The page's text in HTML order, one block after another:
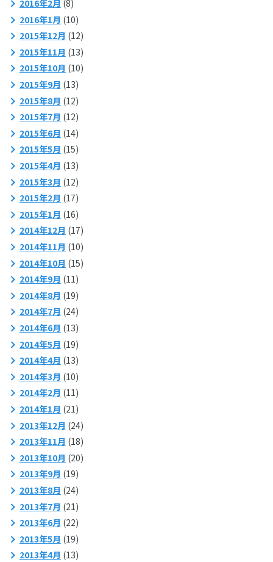
2016年2月 (8)
2016年1月 (10)
2015年12月 (12)
2015年11月 (13)
2015年10月 (10)
2015年9月 (13)
2015年8月 (12)
2015年7月 (12)
2015年6月 (14)
2015年5月 (15)
2015年4月 (13)
2015年3月 (12)
2015年2月 (17)
2015年1月 (16)
2014年12月 (17)
2014年11月 (10)
2014年10月 (15)
2014年9月 (11)
2014年8月 (19)
2014年7月 (24)
2014年6月 (13)
2014年5月 (19)
2014年4月 (13)
2014年3月 (10)
2014年2月 (11)
2014年1月 (21)
2013年12月 (24)
2013年11月 (18)
2013年10月 (20)
2013年9月 (19)
2013年8月 (24)
2013年7月 (21)
2013年6月 (22)
2013年5月 (19)
2013年4月 (13)